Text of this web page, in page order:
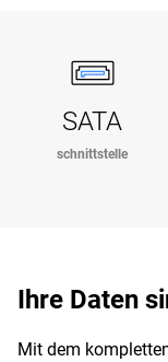
SATA
schnittstelle
Ihre Daten
Mit dem